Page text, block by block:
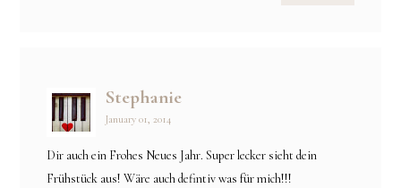
Stephanie
January 01, 2014
Dir auch ein Frohes Neues Jahr. Super lecker sieht dein
Frühstück aus! Wäre auch defintiv was für mich!!!